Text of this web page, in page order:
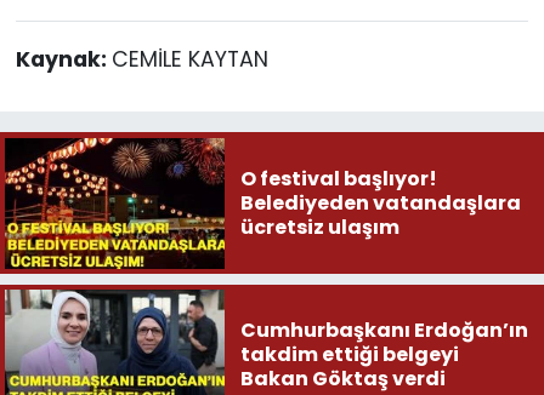
Kaynak: CEMİLE KAYTAN
O festival başlıyor!
Belediyeden vatandaşlara
ücretsiz ulaşım
Cumhurbaşkanı Erdoğan’ın
takdim ettiği belgeyi
Bakan Göktaş verdi